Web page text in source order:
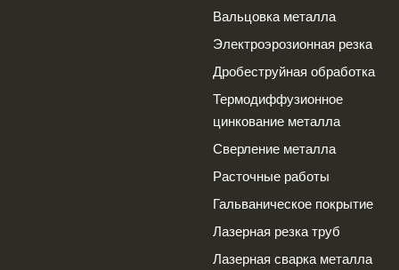
Вальцовка металла
Электроэрозионная резка
Дробеструйная обработка
Термодиффузионное
цинкование металла
Сверление металла
Расточные работы
Гальваническое покрытие
Лазерная резка труб
Лазерная сварка металла